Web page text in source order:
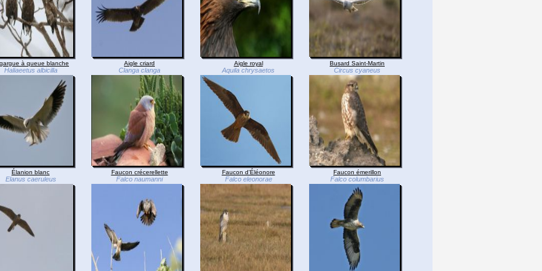
à queue blanche
Haliaeetus albicilla
Aigle criard
Clanga clanga
Aigle royal
Aquila chrysaetos
Busard Saint-Martin
Circus cyaneus
Élanion blanc
Elanus caeruleus
Faucon crécerellette
Falco naumanni
Faucon d'Éléonore
Falco eleonorae
Faucon émerillon
Falco columbarius